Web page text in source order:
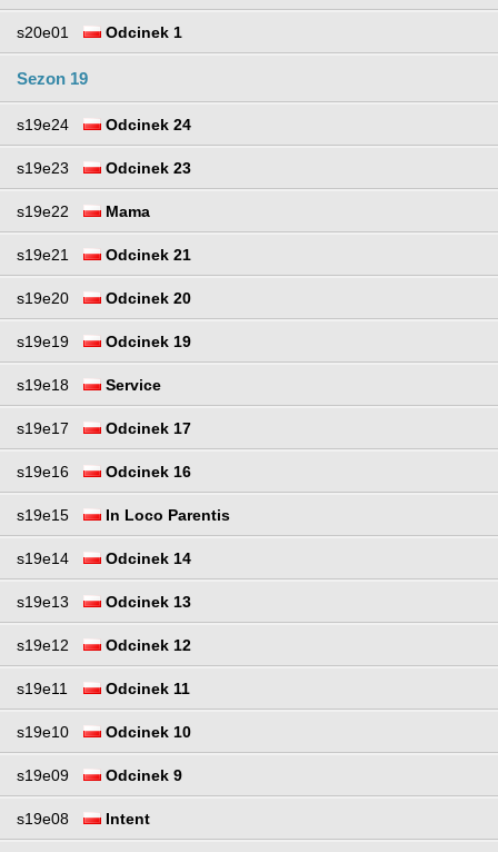
s20e01 Odcinek 1
Sezon 19
s19e24 Odcinek 24
s19e23 Odcinek 23
s19e22 Mama
s19e21 Odcinek 21
s19e20 Odcinek 20
s19e19 Odcinek 19
s19e18 Service
s19e17 Odcinek 17
s19e16 Odcinek 16
s19e15 In Loco Parentis
s19e14 Odcinek 14
s19e13 Odcinek 13
s19e12 Odcinek 12
s19e11 Odcinek 11
s19e10 Odcinek 10
s19e09 Odcinek 9
s19e08 Intent